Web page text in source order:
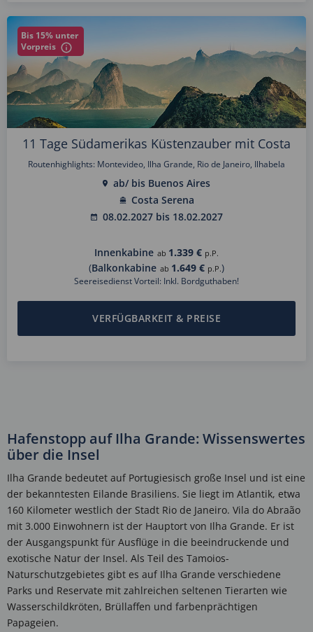
Bis 15% unter
Vorpreis
11 Tage Südamerikas Küstenzauber mit Costa
Routenhighlights: Montevideo, Ilha Grande, Rio de Janeiro, Ilhabela
ab/ bis Buenos Aires
Costa Serena
08.02.2027 bis 18.02.2027
Innenkabine ab 1.339 € p.P.
(Balkonkabine ab 1.649 € p.P.)
Seereisedienst Vorteil: Inkl. Bordguthaben!
VERFÜGBARKEIT & PREISE
Hafenstopp auf Ilha Grande: Wissenswertes
über die Insel
Ilha Grande bedeutet auf Portugiesisch große Insel und ist eine
der bekanntesten Eilande Brasiliens. Sie liegt im Atlantik, etwa
160 Kilometer westlich der Stadt Rio de Janeiro. Vila do Abraão
mit 3.000 Einwohnern ist der Hauptort von Ilha Grande. Er ist
der Ausgangspunkt für Ausflüge in die beeindruckende und
exotische Natur der Insel. Als Teil des Tamoios-
Naturschutzgebietes gibt es auf Ilha Grande verschiedene
Parks und Reservate mit zahlreichen seltenen Tierarten wie
Wasserschildkröten, Brüllaffen und farbenprächtigen
Papageien.